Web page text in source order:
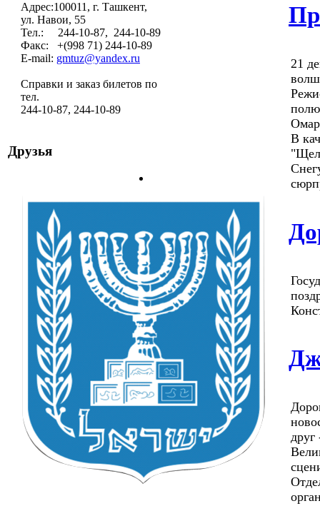
Адрес:100011, г. Ташкент,
ул. Навои, 55
Тел.: 244-10-87, 244-10-89
Факс: +(998 71) 244-10-89
E-mail: gmtuz@yandex.ru
Справки и заказ билетов по
тел.
244-10-87, 244-10-89
Друзья
21
В
друг